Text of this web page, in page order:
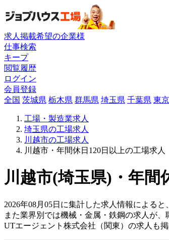
求人掲載希望の企業様
仕事検索
キープ
閲覧履歴
ログイン
会員登録
全国 茨城県 栃木県 群馬県 埼玉県 千葉県 東
工場・製造業求人
埼玉県の工場求人
川越市の工場求人
川越市・年間休日120日以上の工場求人
川越市(埼玉県)・年間
2026年08月05日に集計した求人情報による
また業界別では機械・金属・鉄鋼の求人が
UTエージェント株式会社（関東）の求人も